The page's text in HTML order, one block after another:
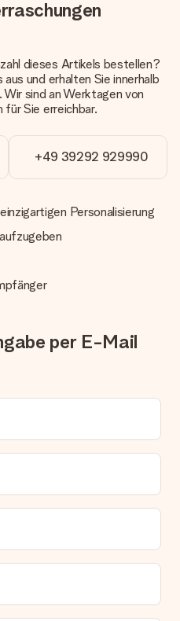
zur Verfügung?
verschiedenen Lieferoptionen
wird, wird als Paket oder
bitte unseren
bezahlen?
an: Vorauskasse
Paypal,
über Klarna. Bei einer
Erwartungen nicht
mitverschickt?
deiner Bestellung erhältst du
und kannst sie jederzeit in
dieses Artikels bestellen?
und erhalten Sie innerhalb
sind an Werktagen von
Sie erreichbar.
+49 39292 929990
Personalisierung
per E-Mail